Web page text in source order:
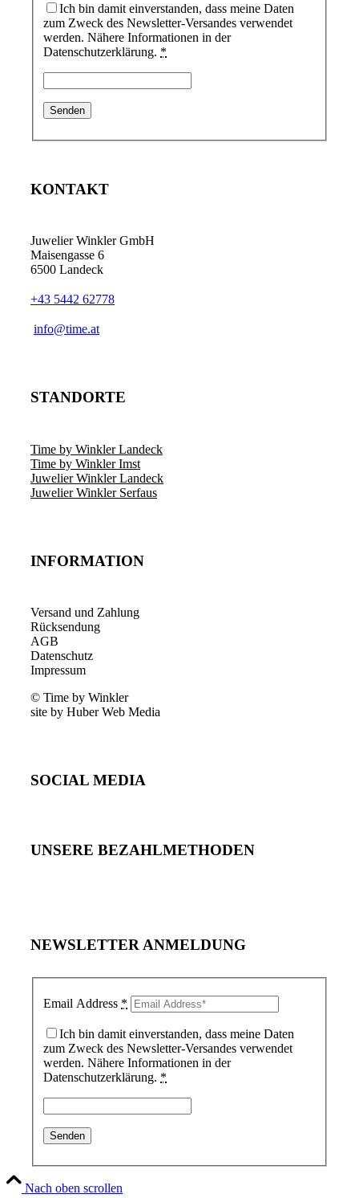
Ich bin damit einverstanden, dass meine Daten
zum Zweck des Newsletter-Versandes verwendet
werden. Nähere Informationen in der
Datenschutzerklärung. *
KONTAKT
Juwelier Winkler GmbH
Maisengasse 6
6500 Landeck
+43 5442 62778
info@time.at
STANDORTE
Time by Winkler Landeck
Time by Winkler Imst
Juwelier Winkler Landeck
Juwelier Winkler Serfaus
INFORMATION
Versand und Zahlung
Rücksendung
AGB
Datenschutz
Impressum
© Time by Winkler
site by Huber Web Media
SOCIAL MEDIA
UNSERE BEZAHLMETHODEN
NEWSLETTER ANMELDUNG
Email Address *
Ich bin damit einverstanden, dass meine Daten
zum Zweck des Newsletter-Versandes verwendet
werden. Nähere Informationen in der
Datenschutzerklärung. *
Nach oben scrollen